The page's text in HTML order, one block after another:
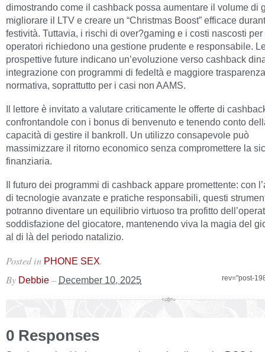
dimostrando come il cashback possa aumentare il volume di
migliorare il LTV e creare un “Christmas Boost” efficace
festività. Tuttavia, i rischi di over?gaming e i costi nascosti per
operatori richiedono una gestione prudente e responsabile.
prospettive future indicano un’evoluzione verso cashback
integrazione con programmi di fedeltà e maggiore trasparenza
normativa, soprattutto per i casi non AAMS.
Il lettore è invitato a valutare criticamente le offerte di
confrontandole con i bonus di benvenuto e tenendo conto
capacità di gestire il bankroll. Un utilizzo consapevole può
massimizzare il ritorno economico senza compromettere la
finanziaria.
Il futuro dei programmi di cashback appare promettente: con
di tecnologie avanzate e pratiche responsabili, questi
potranno diventare un equilibrio virtuoso tra profitto
soddisfazione del giocatore, mantenendo viva la magia del
al di là del periodo natalizio.
Posted in PHONE SEX.
rev="post-
By Debbie – December 10, 2025
0 Responses